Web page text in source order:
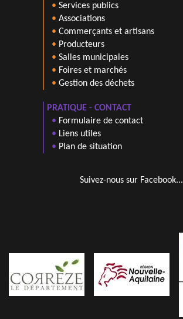
• Services publics
• Associations
• Commerçants et artisans
• Producteurs
• Salles municipales
• Foires et marchés
• Gestion des déchets
PRATIQUE - CONTACT
• Formulaire de contact
• Liens utiles
• Plan de situation
Suivez-nous sur Facebook...